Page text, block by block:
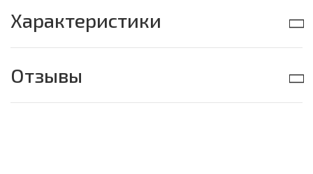
Характеристики
Отзывы